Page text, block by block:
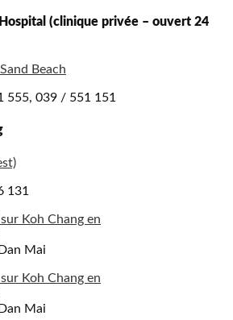
(clinique privée – ouvert 24
Beach
555, 039 / 551 151
131
Mai
Mai